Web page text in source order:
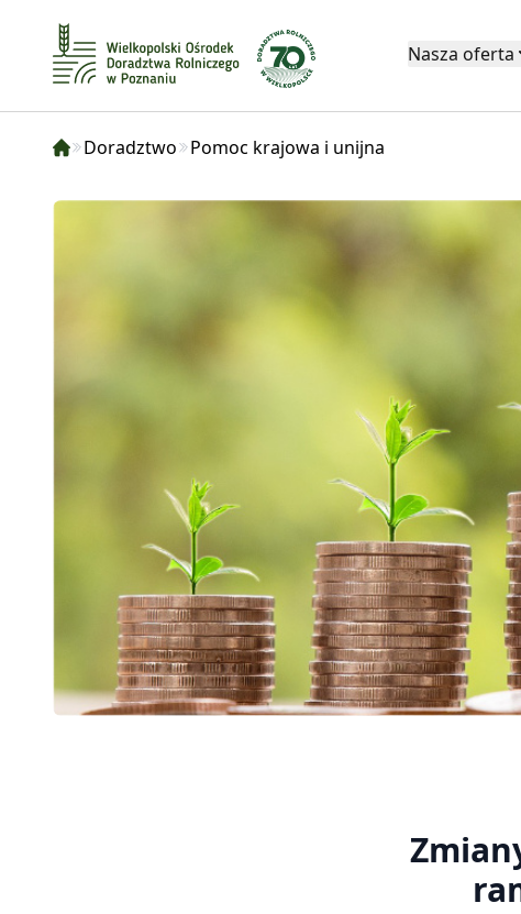
Nasza oferta
Doradztwo Pomoc krajowa i unijna